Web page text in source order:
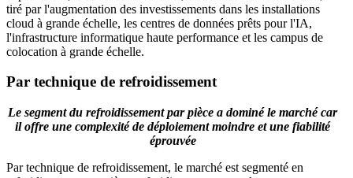
tiré par l'augmentation des investissements dans les installations
cloud à grande échelle, les centres de données prêts pour l'IA,
l'infrastructure informatique haute performance et les campus de
colocation à grande échelle.
Par technique de refroidissement
Le segment du refroidissement par pièce a dominé le marché car
il offre une complexité de déploiement moindre et une fiabilité
éprouvée
Par technique de refroidissement, le marché est segmenté en